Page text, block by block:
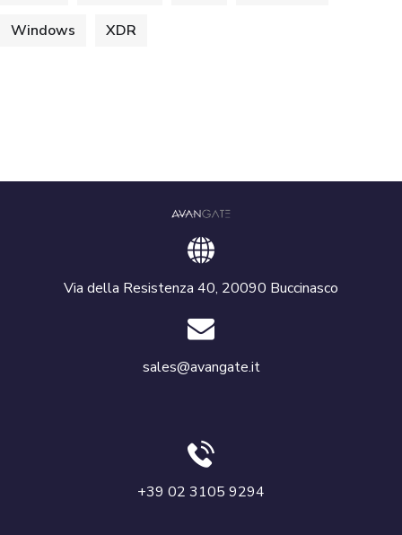
Windows XDR
Via della Resistenza 40, 20090 Buccinasco
sales@avangate.it
+39 02 3105 9294